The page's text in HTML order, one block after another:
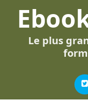
Le plus